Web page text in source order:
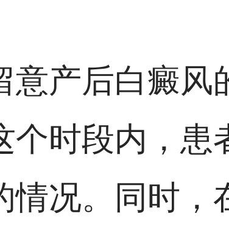
意产后白癜风
时段内，患
情况。同时，